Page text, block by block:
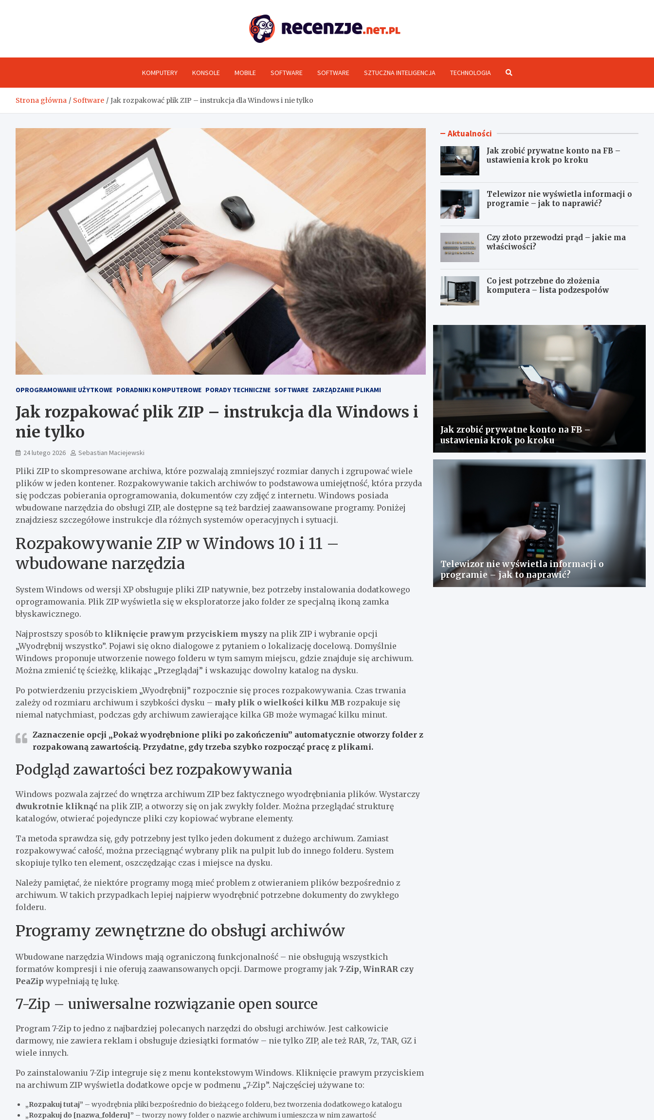
KOMPUTERY KONSOLE MOBILE SOFTWARE SOFTWARE SZTUCZNA INTELIGENCJA TECHNOLOGIA
Strona główna Software Jak rozpakować plik ZIP – instrukcja dla Windows i nie tylko
OPROGRAMOWANIE UŻYTKOWE PORADNIKI KOMPUTEROWE PORADY TECHNICZNE SOFTWARE ZARZĄDZANIE PLIKAMI
Jak rozpakować plik ZIP – instrukcja dla Windows i
nie tylko
24 lutego 2026 Sebastian Maciejewski
Pliki ZIP to skompresowane archiwa, które pozwalają zmniejszyć rozmiar danych i zgrupować wiele
plików w jeden kontener. Rozpakowywanie takich archiwów to podstawowa umiejętność, która przyda
się podczas pobierania oprogramowania, dokumentów czy zdjęć z internetu. Windows posiada
wbudowane narzędzia do obsługi ZIP, ale dostępne są też bardziej zaawansowane programy. Poniżej
znajdziesz szczegółowe instrukcje dla różnych systemów operacyjnych i sytuacji.
Rozpakowywanie ZIP w Windows 10 i 11 –
wbudowane narzędzia
System Windows od wersji XP obsługuje pliki ZIP natywnie, bez potrzeby instalowania dodatkowego
oprogramowania. Plik ZIP wyświetla się w eksploratorze jako folder ze specjalną ikoną zamka
błyskawicznego.
Najprostszy sposób to kliknięcie prawym przyciskiem myszy na plik ZIP i wybranie opcji
„Wyodrębnij wszystko”. Pojawi się okno dialogowe z pytaniem o lokalizację docelową. Domyślnie
Windows proponuje utworzenie nowego folderu w tym samym miejscu, gdzie znajduje się archiwum.
Można zmienić tę ścieżkę, klikając „Przeglądaj” i wskazując dowolny katalog na dysku.
Po potwierdzeniu przyciskiem „Wyodrębnij” rozpocznie się proces rozpakowywania. Czas trwania
zależy od rozmiaru archiwum i szybkości dysku – mały plik o wielkości kilku MB rozpakuje się
niemal natychmiast, podczas gdy archiwum zawierające kilka GB może wymagać kilku minut.
Zaznaczenie opcji „Pokaż wyodrębnione pliki po zakończeniu” automatycznie otworzy folder z
rozpakowaną zawartością. Przydatne, gdy trzeba szybko rozpocząć pracę z plikami.
Podgląd zawartości bez rozpakowywania
Windows pozwala zajrzeć do wnętrza archiwum ZIP bez faktycznego wyodrębniania plików. Wystarczy
dwukrotnie kliknąć na plik ZIP, a otworzy się on jak zwykły folder. Można przeglądać strukturę
katalogów, otwierać pojedyncze pliki czy kopiować wybrane elementy.
Ta metoda sprawdza się, gdy potrzebny jest tylko jeden dokument z dużego archiwum. Zamiast
rozpakowywać całość, można przeciągnąć wybrany plik na pulpit lub do innego folderu. System
skopiuje tylko ten element, oszczędzając czas i miejsce na dysku.
Należy pamiętać, że niektóre programy mogą mieć problem z otwieraniem plików bezpośrednio z
archiwum. W takich przypadkach lepiej najpierw wyodrębnić potrzebne dokumenty do zwykłego
folderu.
Programy zewnętrzne do obsługi archiwów
Wbudowane narzędzia Windows mają ograniczoną funkcjonalność – nie obsługują wszystkich
formatów kompresji i nie oferują zaawansowanych opcji. Darmowe programy jak 7-Zip, WinRAR czy
PeaZip wypełniają tę lukę.
7-Zip – uniwersalne rozwiązanie open source
Program 7-Zip to jedno z najbardziej polecanych narzędzi do obsługi archiwów. Jest całkowicie
darmowy, nie zawiera reklam i obsługuje dziesiątki formatów – nie tylko ZIP, ale też RAR, 7z, TAR, GZ i
wiele innych.
Po zainstalowaniu 7-Zip integruje się z menu kontekstowym Windows. Kliknięcie prawym przyciskiem
na archiwum ZIP wyświetla dodatkowe opcje w podmenu „7-Zip”. Najczęściej używane to:
„Rozpakuj tutaj” – wyodrębnia pliki bezpośrednio do bieżącego folderu, bez tworzenia dodatkowego katalogu
„Rozpakuj do [nazwa_folderu]” – tworzy nowy folder o nazwie archiwum i umieszcza w nim zawartość
Aktualności
Jak zrobić prywatne konto na FB –
ustawienia krok po kroku
Telewizor nie wyświetla informacji o
programie – jak to naprawić?
Czy złoto przewodzi prąd – jakie ma
właściwości?
Co jest potrzebne do złożenia
komputera – lista podzespołów
Jak zrobić prywatne konto na FB –
ustawienia krok po kroku
Telewizor nie wyświetla informacji o
programie – jak to naprawić?